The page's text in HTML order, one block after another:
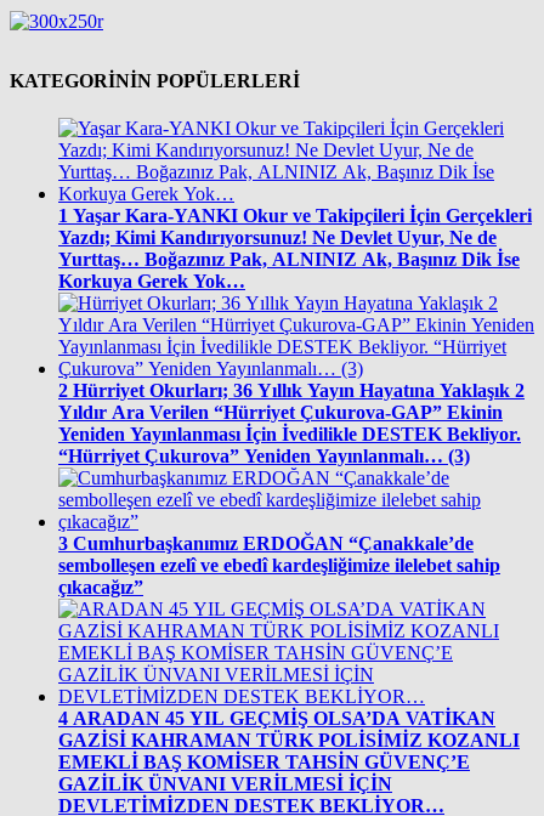
KATEGORİNİN POPÜLERLERİ
1 Yaşar Kara-YANKI Okur ve Takipçileri İçin Gerçekleri
Yazdı; Kimi Kandırıyorsunuz! Ne Devlet Uyur, Ne de
Yurttaş… Boğazınız Pak, ALNINIZ Ak, Başınız Dik İse
Korkuya Gerek Yok…
2 Hürriyet Okurları; 36 Yıllık Yayın Hayatına Yaklaşık 2
Yıldır Ara Verilen “Hürriyet Çukurova-GAP” Ekinin
Yeniden Yayınlanması İçin İvedilikle DESTEK Bekliyor.
“Hürriyet Çukurova” Yeniden Yayınlanmalı… (3)
3 Cumhurbaşkanımız ERDOĞAN “Çanakkale’de
sembolleşen ezelî ve ebedî kardeşliğimize ilelebet sahip
çıkacağız”
4 ARADAN 45 YIL GEÇMİŞ OLSA’DA VATİKAN
GAZİSİ KAHRAMAN TÜRK POLİSİMİZ KOZANLI
EMEKLİ BAŞ KOMİSER TAHSİN GÜVENÇ’E
GAZİLİK ÜNVANI VERİLMESİ İÇİN
DEVLETİMİZDEN DESTEK BEKLİYOR…